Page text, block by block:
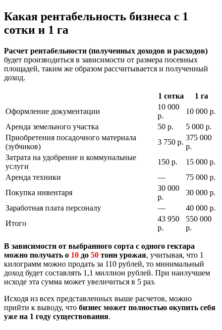
Какая рентабельность бизнеса с 1
сотки и 1 га
Расчет рентабельности (полученных доходов и расходов)
будет производиться в зависимости от размера посевных
площадей, таким же образом рассчитывается и полученный
доход.
1 сотка
1 га
Оформление документации
10 000
р.
10 000 р.
Аренда земельного участка
50 р.
5 000 р.
Приобретения посадочного материала
(зубчиков)
3 750 р.
375 000
р.
Затрата на удобрение и коммунальные
услуги
150 р.
15 000 р.
Аренда техники
—
75 000 р.
Покупка инвентаря
30 000
р.
30 000 р.
Заработная плата персоналу
—
40 000 р.
Итого
43 950
р.
550 000
р.
В зависимости от выбранного сорта с одного гектара
можно получать о 10 до 50 тонн урожая, учитывая, что 1
килограмм можно продать за 110 рублей, то минимальный
доход будет составлять 1,1 миллион рублей. При наилучшем
исходе эта сумма может увеличиться в 5 раз.
Исходя из всех представленных выше расчетов, можно
прийти к выводу, что бизнес может полностью окупить себя
уже на 1 году существования.